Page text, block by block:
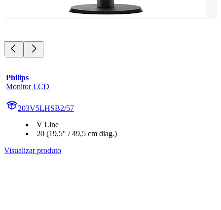
Philips
Monitor LCD
203V5LHSB2/57
V Line
20 (19,5" / 49,5 cm diag.)
Visualizar produto